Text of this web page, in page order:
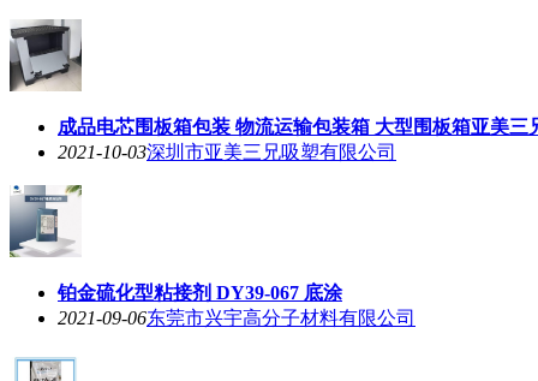
成品电芯围板箱包装 物流运输包装箱 大型围板箱亚美三
2021-10-03深圳市亚美三兄吸塑有限公司
铂金硫化型粘接剂 DY39-067 底涂
2021-09-06东莞市兴宇高分子材料有限公司